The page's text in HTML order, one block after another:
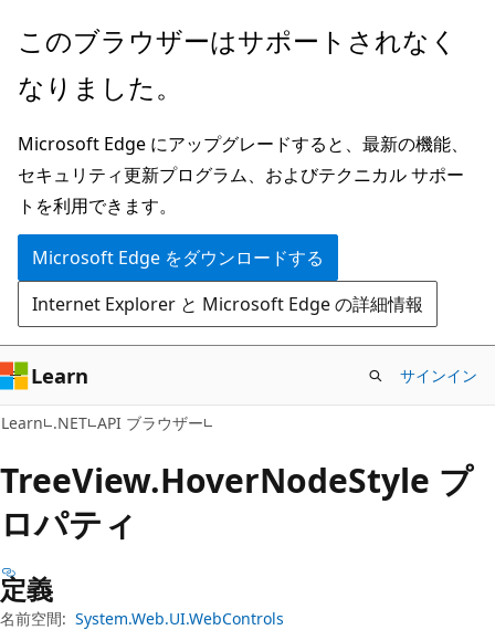
メ
ン
ン
テ
ン
ツ
に
ス
キ
ッ
プ
ペ
ジ
ナ
ビ
ゲ
ー
シ
ョ
ン
に
ス
キ
ッ
プ
このブラウザーはサポートされなく
なりました。
Microsoft Edge にアップグレードすると、最新の機能、
セキュリティ更新プログラム、およびテクニカル サポー
トを利用できます。
Microsoft Edge をダウンロードする
Internet Explorer と Microsoft Edge の詳細情報
Learn サインイン
Learn .NET API ブラウザー
TreeView.HoverNodeStyle プ
ロパティ
定義
名前空間: System.Web.UI.WebControls